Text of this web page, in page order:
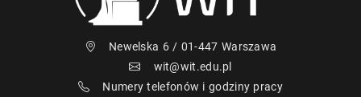
Newelska 6 / 01-447 Warszawa
wit@wit.edu.pl
Numery telefonów i godziny pracy